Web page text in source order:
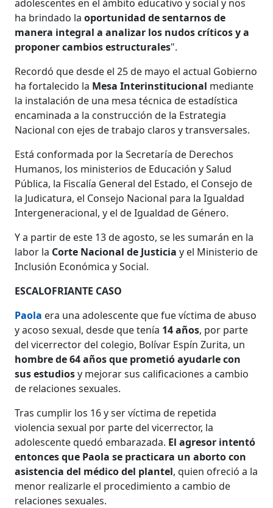
adolescentes en el ámbito educativo y social y nos
ha brindado laoportunidad de sentarnos de
manera integral a analizar los nudos críticos y a
proponer cambios estructurales".
Recordó que desde el 25 de mayo el actual Gobierno
ha fortalecido la Mesa Interinstitucional mediante
la instalación de una mesa técnica de estadística
encaminada a la construcción de la Estrategia
Nacional con ejes de trabajo claros y transversales.
Está conformada por la Secretaría de Derechos
Humanos, los ministerios de Educación y Salud
Pública, la Fiscalía General del Estado, el Consejo de
la Judicatura, el Consejo Nacional para la Igualdad
Intergeneracional, y el de Igualdad de Género.
Y a partir de este 13 de agosto, se les sumarán en la
labor la Corte Nacional de Justiciay el Ministerio de
Inclusión Económica y Social.
ESCALOFRIANTE CASO
Paola era una adolescente que fue víctima de abuso
y acoso sexual, desde que tenía 14 años, por parte
del vicerrector del colegio, Bolívar Espín Zurita, un
hombre de 64 años que prometió ayudarle con
sus estudiosy mejorar sus calificaciones a cambio
de relaciones sexuales.
Tras cumplir los 16 y ser víctima de repetida
violencia sexual por parte del vicerrector, la
adolescente quedó embarazada. El agresor intentó
entonces que Paola se practicara un aborto con
asistencia del médico del plantel, quien ofreció a la
menor realizarle el procedimiento a cambio de
relaciones sexuales.